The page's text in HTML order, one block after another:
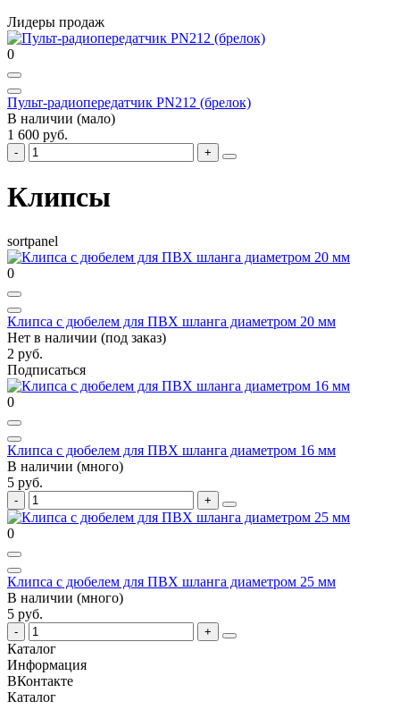
Лидеры продаж
0
Пульт-радиопередатчик PN212 (брелок)
В наличии (мало)
1 600 руб.
Клипсы
sortpanel
0
Клипса с дюбелем для ПВХ шланга диаметром 20 мм
Нет в наличии (под заказ)
2 руб.
Подписаться
0
Клипса с дюбелем для ПВХ шланга диаметром 16 мм
В наличии (много)
5 руб.
0
Клипса с дюбелем для ПВХ шланга диаметром 25 мм
В наличии (много)
5 руб.
Каталог
Информация
ВКонтакте
Каталог